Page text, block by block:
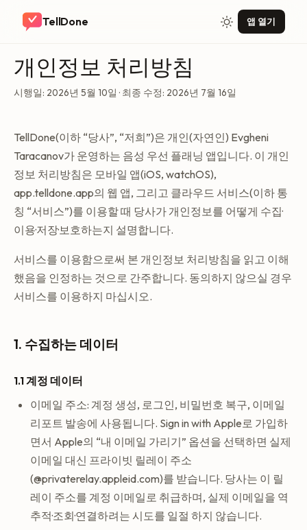
TellDone 앱 열기
개인정보 처리방침
시행일: 2026년 5월 10일 · 최종 수정: 2026년 7월 16일
TellDone(이하 “당사”, “저희”)은 개인(자연인) Evgheni
Taracanov가 운영하는 음성 우선 플래닝 앱입니다. 이 개인
정보 처리방침은 모바일 앱(iOS, watchOS),
app.telldone.app의 웹 앱, 그리고 클라우드 서비스(이하 통
칭 “서비스”)를 이용할 때 당사가 개인정보를 어떻게 수집·
이용·저장·보호하는지 설명합니다.
서비스를 이용함으로써 본 개인정보 처리방침을 읽고 이해
했음을 인정하는 것으로 간주합니다. 동의하지 않으실 경우
서비스를 이용하지 마십시오.
1. 수집하는 데이터
1.1 계정 데이터
이메일 주소: 계정 생성, 로그인, 비밀번호 복구, 이메일
리포트 발송에 사용됩니다. Sign in with Apple로 가입하
면서 Apple의 “내 이메일 가리기” 옵션을 선택하면 실제
이메일 대신 프라이빗 릴레이 주소
(@privaterelay.appleid.com)를 받습니다. 당사는 이 릴
레이 주소를 계정 이메일로 취급하며, 실제 이메일을 역
추적·조회·연결하려는 시도를 일절 하지 않습니다.